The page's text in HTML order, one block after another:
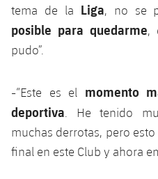
tema de la Liga, no se
posible para quedarme,
pudo”.
-“Este es el momento
deportiva . He tenido
muchas derrotas, pero
final en este Club y ahora